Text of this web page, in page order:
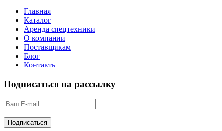
Главная
Каталог
Аренда спецтехники
О компании
Поставщикам
Блог
Контакты
Подписаться на рассылку